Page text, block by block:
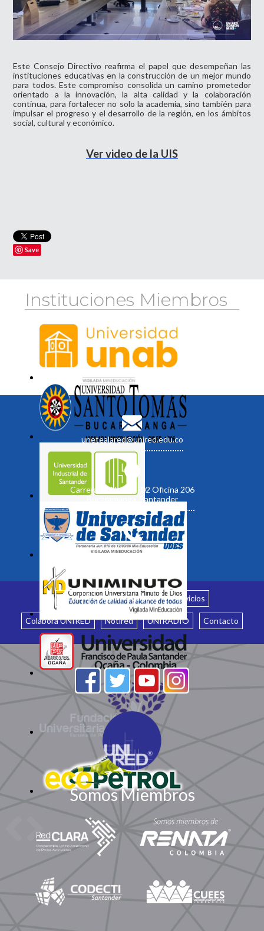
Este Consejo Directivo reafirma el papel que desempeñan las
instituciones educativas en la construcción de un mejor mundo
para todos. Este compromiso consolida un camino prometedor
orientado a la innovación, la alta calidad y la colaboración
continua, para fortalecer no solo la academia, sino también para
impulsar el progreso y el desarrollo de la región, en los ámbitos
social, cultural y económico.
Ver video de la UIS
Save
Instituciones Miembros
unetealared@unired.edu.co
Carrera 19 No. 35 - 02 Oficina 206
Bucaramanga, Santander
Inicio ¿Quiénes somos? Servicios
Colabora UNIRED Notired UNIRADIO Contacto
Somos Miembros